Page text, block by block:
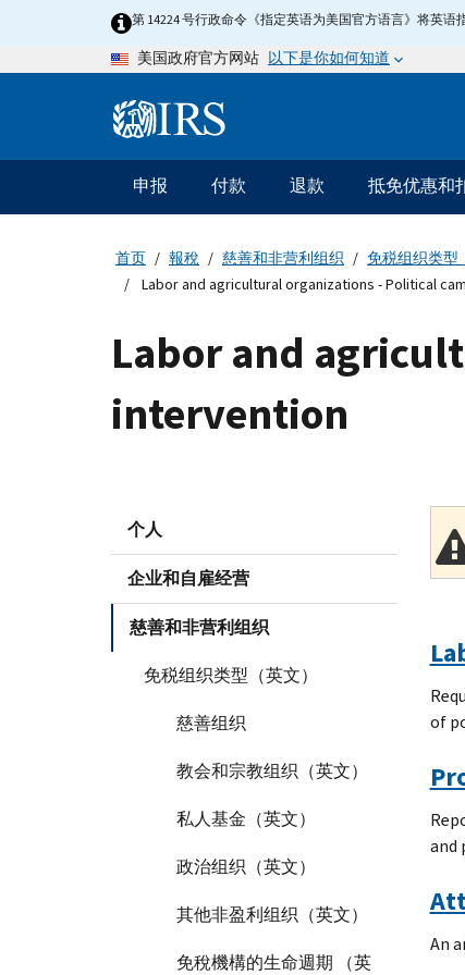
第 14224 号行政命令《指定英语为美国官方语言》将英
美国政府官方网站 以下是你如何知道
Information
主
要
导
航
申报 付款 退款 抵免优惠和
首页 報稅 慈善和非营利组织 免税组织类型
Labor and agricultural organizations - Political
Labor and
intervention
个人
企业和自雇经营
慈善和非营利组织
免税组织类型（英文）
慈善组织
教会和宗教组织（英文）
私人基金（英文）
政治组织（英文）
其他非盈利组织（英文）
免稅機構的生命週期 （英
of
and
An